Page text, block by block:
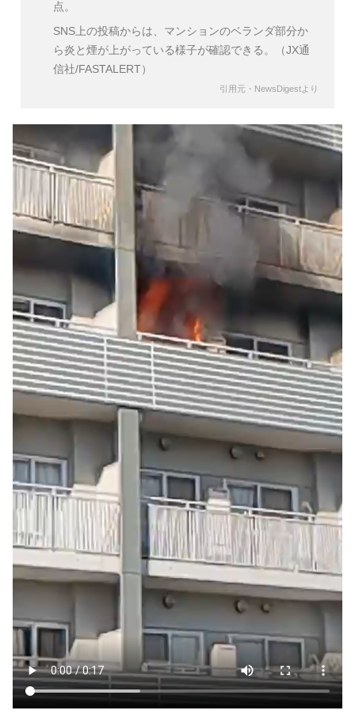
点。
SNS上の投稿からは、マンションのベランダ部分か
ら炎と煙が上がっている様子が確認できる。（JX通
信社/FASTALERT）
引用元・NewsDigestより